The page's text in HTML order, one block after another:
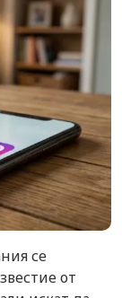
се
от